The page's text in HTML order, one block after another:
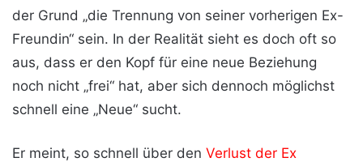
der Grund „die Trennung von seiner vorherigen Ex-
Freundin“ sein. In der Realität sieht es doch oft so
aus, dass er den Kopf für eine neue Beziehung
noch nicht „frei“ hat, aber sich dennoch möglichst
schnell eine „Neue“ sucht.
Er meint, so schnell über den Verlust der Ex